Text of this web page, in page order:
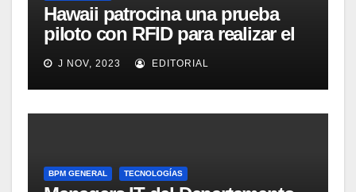
Hawaii patrocina una prueba
piloto con RFID para realizar el
seguimiento y control de
alimentos
J NOV, 2023 EDITORIAL
BPM GENERAL TECNOLOGÍAS